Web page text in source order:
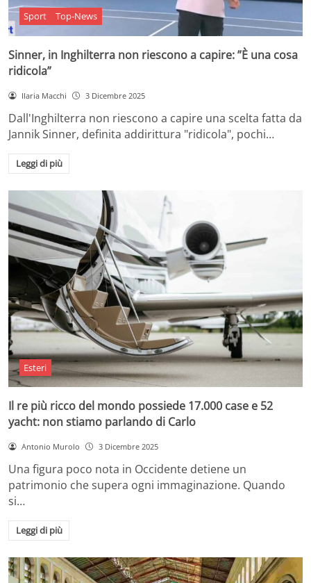
Sport Top-News
Sinner, in Inghilterra non riescono a capire: ”È una cosa
ridicola”
Ilaria Macchi 3 Dicembre 2025
Dall'Inghilterra non riescono a capire una scelta fatta da
Jannik Sinner, definita addirittura "ridicola", pochi…
Leggi di più
Esteri
Il re più ricco del mondo possiede 17.000 case e 52
yacht: non stiamo parlando di Carlo
Antonio Murolo 3 Dicembre 2025
Una figura poco nota in Occidente detiene un
patrimonio che supera ogni immaginazione. Quando
si…
Leggi di più